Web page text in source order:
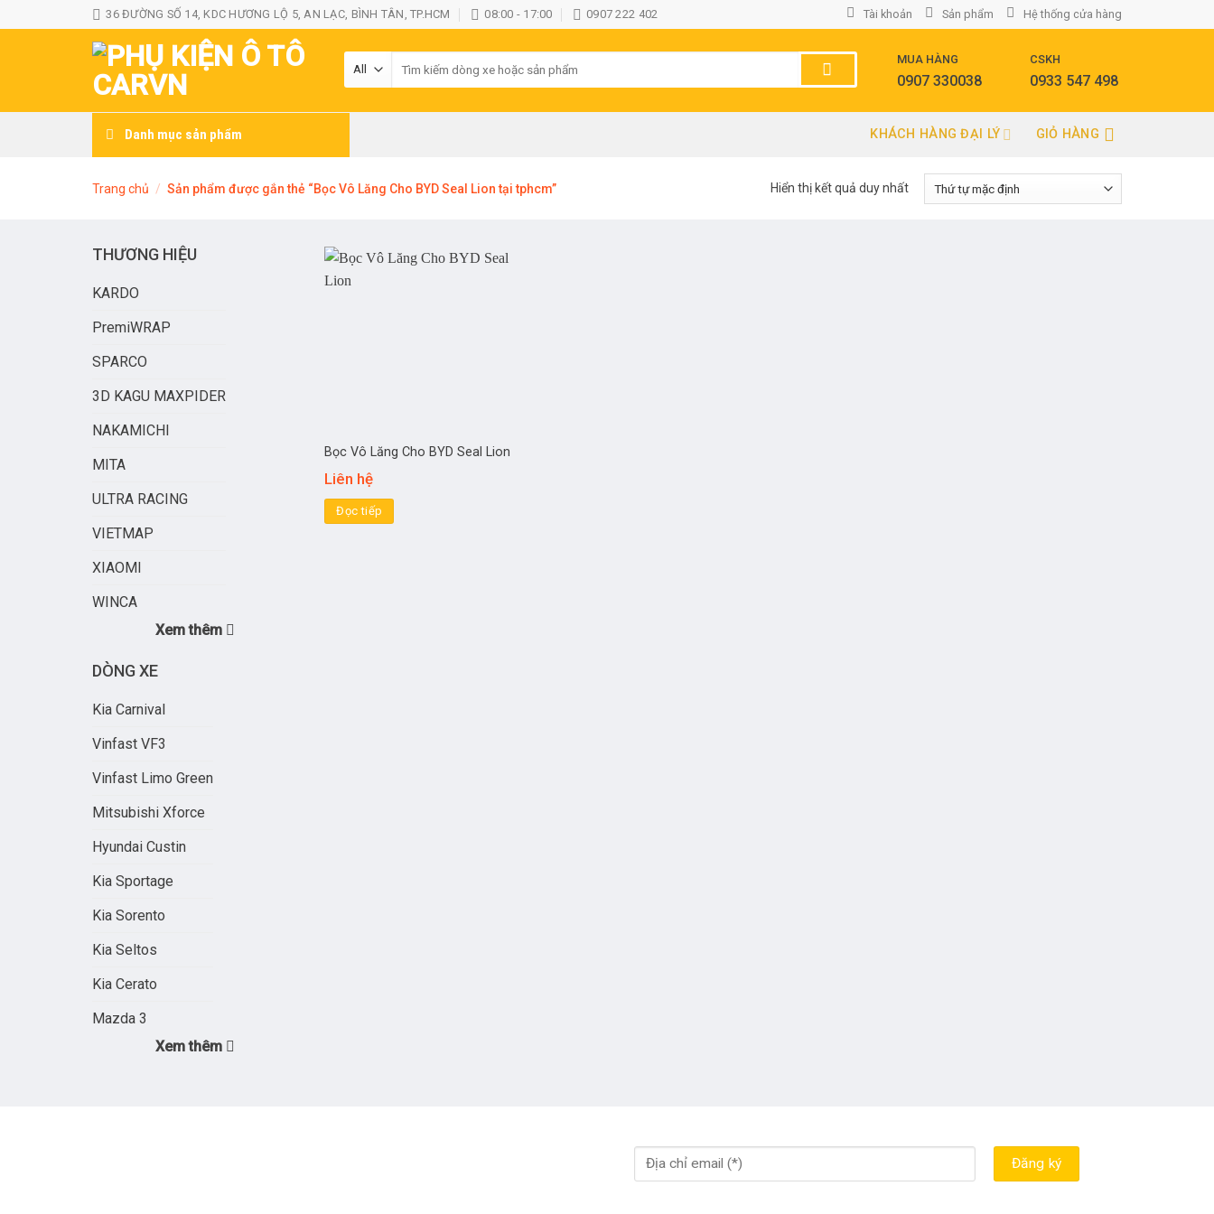
to
36 ĐƯỜNG SỐ 14, KDC HƯƠNG LỘ 5, AN LẠC, BÌNH TÂN, TP.HCM 08:00 - 17:00 0907 222 402 Tài khoản Sản phẩm Hệ thống cửa hàng
MUA HÀNG
0907 330038
CSKH
0933 547 498
Danh mục sản phẩm KHÁCH HÀNG ĐẠI LÝ GIỎ HÀNG
Trang chủ / Sản phẩm được gắn thẻ “Bọc Vô Lăng Cho BYD Seal Lion tại tphcm” Hiển thị kết quả duy nhất
THƯƠNG HIỆU
KARDO
PremiWRAP
SPARCO
3D KAGU MAXPIDER
NAKAMICHI
MITA
ULTRA RACING
VIETMAP
XIAOMI
WINCA
Xem thêm
DÒNG XE
Kia Carnival
Vinfast VF3
Vinfast Limo Green
Mitsubishi Xforce
Hyundai Custin
Kia Sportage
Kia Sorento
Kia Seltos
Kia Cerato
Mazda 3
Xem thêm
Bọc Vô Lăng Cho BYD Seal Lion
Liên hệ
Đọc tiếp